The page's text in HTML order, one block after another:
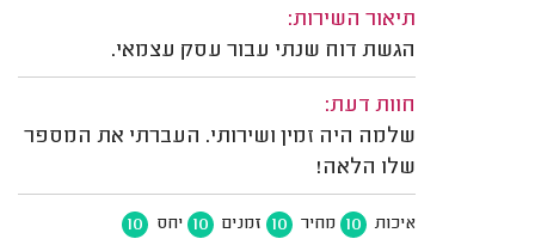
תיאור השירות:
הגשת דוח שנתי עבור עסק עצמאי.
חוות דעת:
שלמה היה זמין ושירותי. העברתי את המספר
שלו הלאה!
איכות 10 מחיר 10 זמנים 10 יחס 10